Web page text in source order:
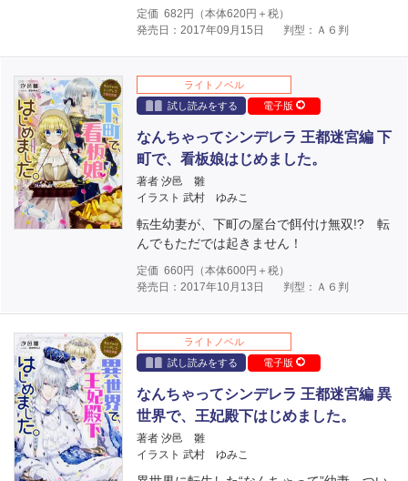
定価 682 円（本体620円＋税）
発売日：2017年09月15日
判型：Ａ６判
ライトノベル
試し読みをする
電子版
なんちゃってシンデレラ 王都迷宮編 下
町で、看板娘はじめました。
著者 汐邑 雛
イラスト 武村 ゆみこ
転生幼妻が、下町の屋台で餌付け無双!? 転
んでもただでは起きません！
定価 660円（本体600円＋税）
発売日：2017年10月13日
判型：Ａ６判
ライトノベル
試し読みをする
電子版
なんちゃってシンデレラ 王都迷宮編 異
世界で、王妃殿下はじめました。
著者 汐邑 雛
イラスト 武村 ゆみこ